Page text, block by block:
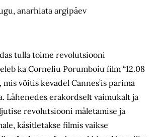
anarhiata argipäev
tulla toime revolutsiooni
ka Corneliu Porumboiu film “12.08
mis võitis kevadel Cannes’is parima
Lähenedes erakordselt vaimukalt ja
revolutsiooni mäletamise ja
käsitletakse filmis vaikse